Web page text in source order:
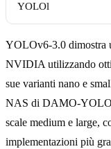
YOLOl
YOLOv6-3.0 dimostra
NVIDIA utilizzando
sue varianti nano e
NAS di DAMO-YOLO
scale medium e large,
implementazioni più